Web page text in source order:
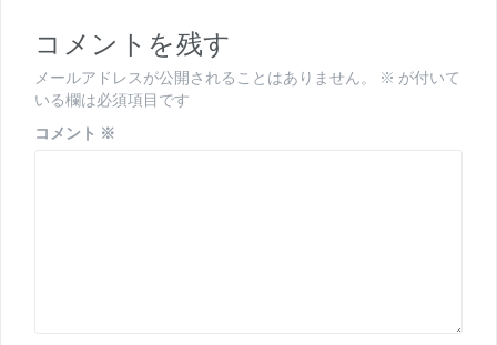
ゲ
ー
シ
ョ
コメントを残す
メールアドレスが公開されることはありません。 ※ が付いて
いる欄は必須項目です
コメント ※